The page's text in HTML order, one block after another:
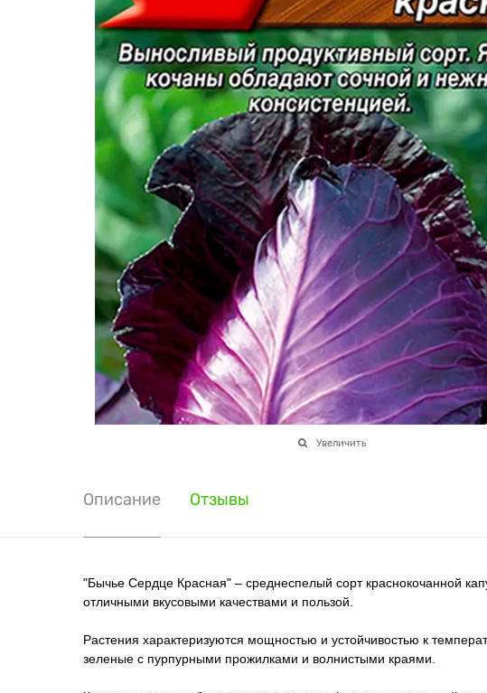
Увеличить
Описание Отзывы
"Бычье Сердце Красная" – среднеспелый сорт краснокочанной
отличными вкусовыми качествами и пользой.
Растения характеризуются мощностью и устойчивостью к
зеленые с пурпурными прожилками и волнистыми краями.